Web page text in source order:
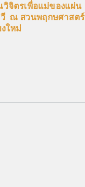
จิตรเพื่อแม่ของแผ่น
ณ สวนพฤกษศาสตร์
ใหม่